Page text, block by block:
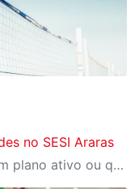
no SESI Araras
Podem participar clientes SESI com plano ativo ou quem adquire Day Use